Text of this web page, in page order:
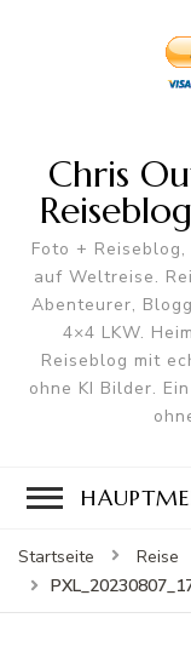
Chris
Foto +
auf Weltreise.
Abenteurer,
4×4 LKW.
Reiseblog mit
ohne KI Bilder.
Startseite Reise